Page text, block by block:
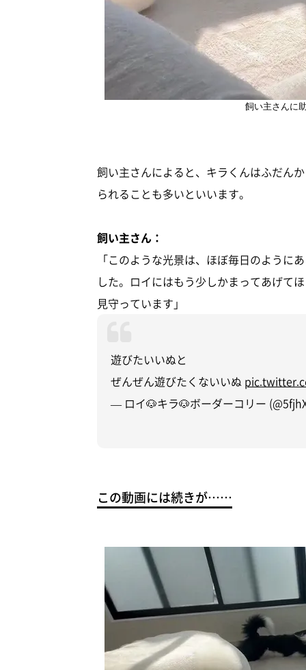
飼い主さんに
飼い主さんによると、キラくんはふだん
られることも多いといいます。
飼い主さん：
「このような光景は、ほぼ毎日のよう
した。ロイにはもう少しかまってあげて
見守っています」
遊びたいいぬと
ぜんぜん遊びたくないいぬ
— ロイ🐶キラ🐶ボーダーコリー
この動画には続きが……